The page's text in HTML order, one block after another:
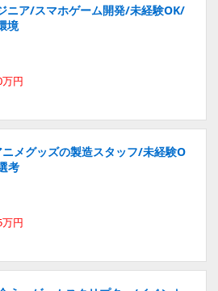
ニア/スマホゲーム開発/未経験OK/
境
円
ニメグッズの製造スタッフ/未経験O
考
円